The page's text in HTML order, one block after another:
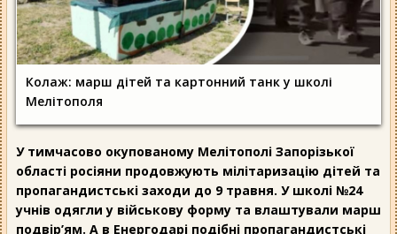
Колаж: марш дітей та картонний танк у школі
Мелітополя
У тимчасово окупованому Мелітополі Запорізької
області росіяни продовжують мілітаризацію дітей та
пропагандистські заходи до 9 травня. У школі №24
учнів одягли у військову форму та влаштували марш
подвір’ям. А в Енергодарі подібні пропагандистські